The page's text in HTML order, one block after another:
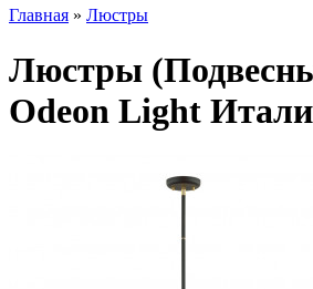
Главная » Люстры
Люстры
Odeon Light